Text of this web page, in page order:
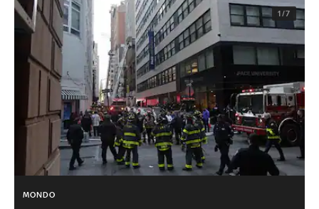
1/7
MONDO